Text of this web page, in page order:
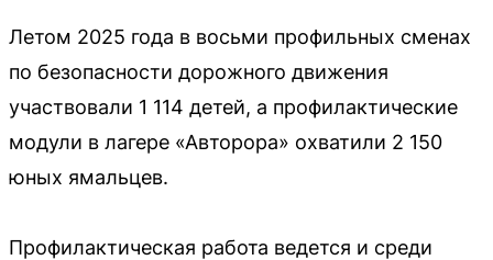
Летом 2025 года в восьми профильных сменах
по безопасности дорожного движения
участвовали 1 114 детей, а профилактические
модули в лагере «Авторора» охватили 2 150
юных ямальцев.
Профилактическая работа ведется и среди